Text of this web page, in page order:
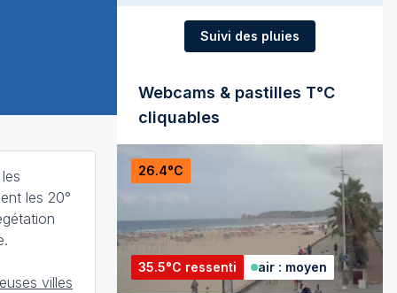
les 20°
villes
Suivi des pluies
Webcams & pastilles T°C
cliquables
26.4°C
35.5°C ressenti air : moyen